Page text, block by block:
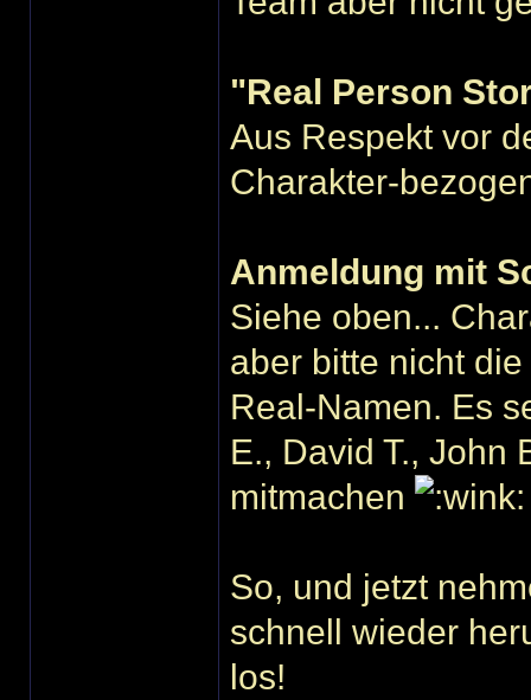
"Real Person
Aus Respekt vor
Charakter-
Anmeldung mit
Siehe oben...
aber bitte nicht
Real-Namen. Es
E., David T., John
mitmachen
So, und jetzt
schnell wieder
los!